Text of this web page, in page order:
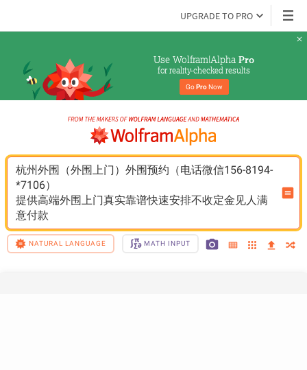
UPGRADE TO PRO
Use Wolfram|Alpha Pro
for reality-checked results
Go Pro Now
杭州外围（外围上门）外围预约（电话微信156-8194-
*7106）
提供高端外围上门真实靠谱快速安排不收定金见人满
意付款
NATURAL LANGUAGE MATH INPUT